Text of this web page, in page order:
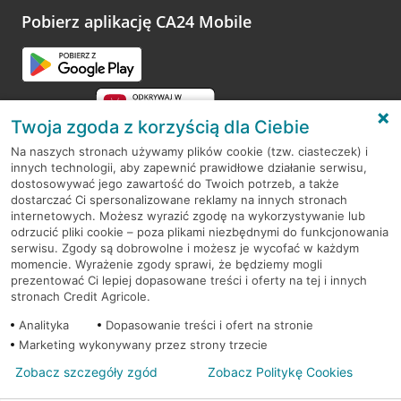
opinie.
Pobierz aplikację CA24 Mobile
RODO
Regulamin serwisu
Mapa serwisu
PolitykaCookies
© 2026 Credit Agricole Bank Polska S.A. Wszelkie prawa zastrzeżone
Twoja zgoda z korzyścią dla Ciebie
Na naszych stronach używamy plików cookie (tzw. ciasteczek) i
innych technologii, aby zapewnić prawidłowe działanie serwisu,
dostosowywać jego zawartość do Twoich potrzeb, a także
dostarczać Ci spersonalizowane reklamy na innych stronach
internetowych. Możesz wyrazić zgodę na wykorzystywanie lub
odrzucić pliki cookie – poza plikami niezbędnymi do funkcjonowania
serwisu. Zgody są dobrowolne i możesz je wycofać w każdym
momencie. Wyrażenie zgody sprawi, że będziemy mogli
prezentować Ci lepiej dopasowane treści i oferty na tej i innych
stronach Credit Agricole.
Analityka
Dopasowanie treści i ofert na stronie
Marketing wykonywany przez strony trzecie
Zobacz szczegóły zgód Zobacz Politykę Cookies